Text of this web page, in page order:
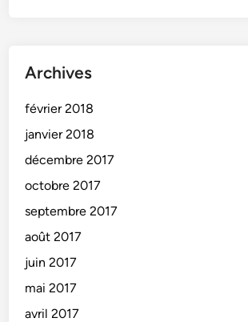
Archives
février 2018
janvier 2018
décembre 2017
octobre 2017
septembre 2017
août 2017
juin 2017
mai 2017
avril 2017